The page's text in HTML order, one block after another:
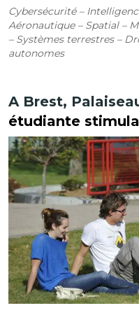
Cybersécurité –
Aéronautique – Spatial –
– Systèmes terrestres –
autonomes
A Brest,
étudiante